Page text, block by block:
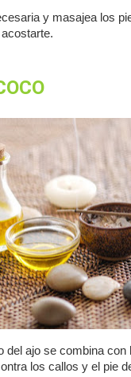
y masajea los
del ajo se combina
los callos y el pie